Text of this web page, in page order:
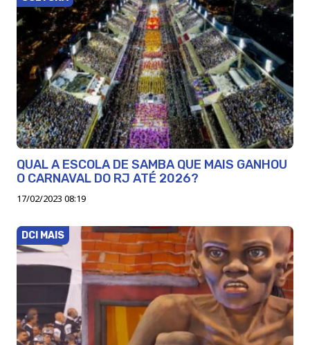
QUAL A ESCOLA DE SAMBA QUE MAIS GANHOU
O CARNAVAL DO RJ ATÉ 2026?
17/02/2023 08:19
DCI MAIS